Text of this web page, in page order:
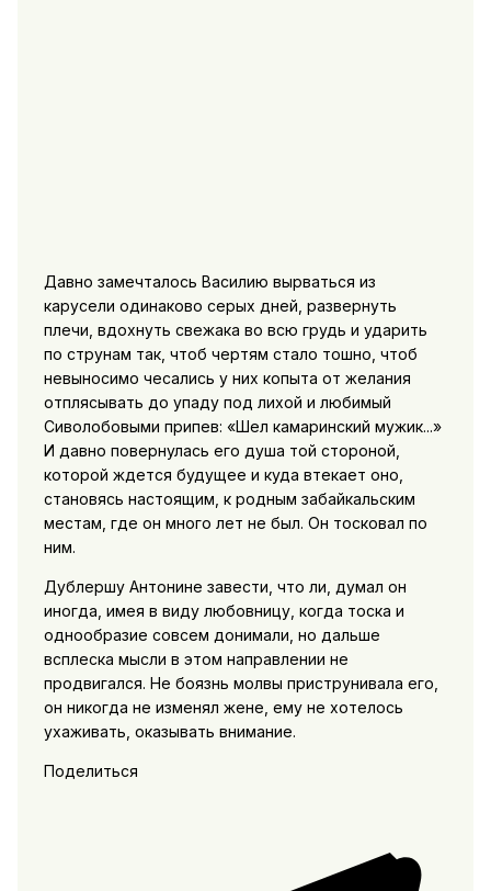
Давно замечталось Василию вырваться из
карусели одинаково серых дней, развернуть
плечи, вдохнуть свежака во всю грудь и ударить
по струнам так, чтоб чертям стало тошно, чтоб
невыносимо чесались у них копыта от желания
отплясывать до упаду под лихой и любимый
Сиволобовыми припев: «Шел камаринский мужик...»
И давно повернулась его душа той стороной,
которой ждется будущее и куда втекает оно,
становясь настоящим, к родным забайкальским
местам, где он много лет не был. Он тосковал по
ним.
Дублершу Антонине завести, что ли, думал он
иногда, имея в виду любовницу, когда тоска и
однообразие совсем донимали, но дальше
всплеска мысли в этом направлении не
продвигался. Не боязнь молвы приструнивала его,
он никогда не изменял жене, ему не хотелось
ухаживать, оказывать внимание.
Поделиться